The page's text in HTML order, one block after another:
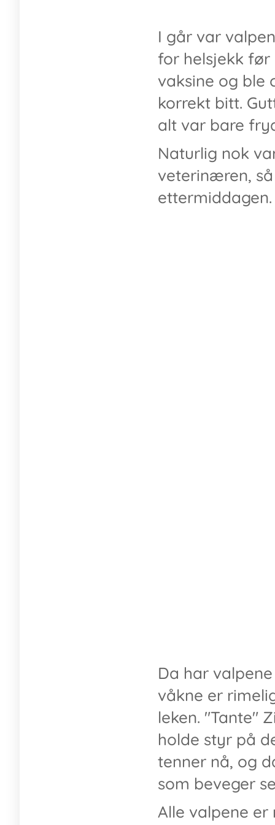
I går var
for helsjekk før
vaksine og ble
korrekt bitt.
alt var bare
Naturlig nok
veterinæren,
ettermiddagen.
Da har
våkne er
leken. "Tante"
holde styr på
tenner nå, og
som beveger
Alle valpene